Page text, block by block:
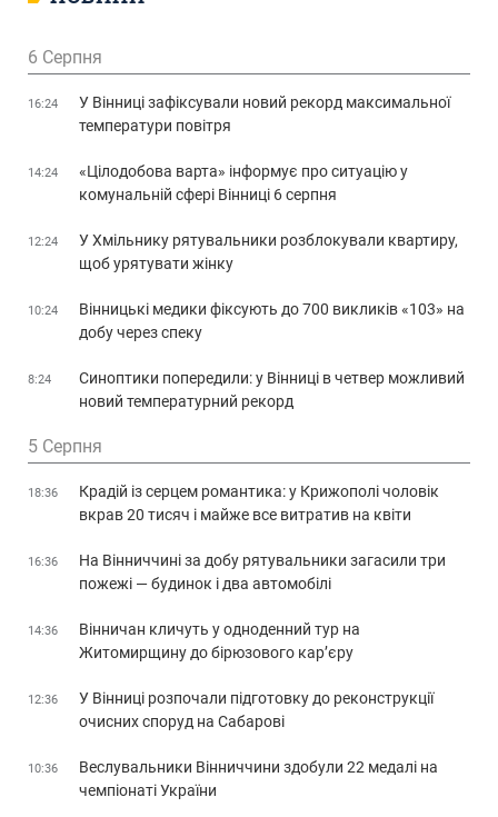
6 Серпня
16:24
У Вінниці зафіксували новий рекорд максимальної
температури повітря
14:24
«Цілодобова варта» інформує про ситуацію у
комунальній сфері Вінниці 6 серпня
12:24
У Хмільнику рятувальники розблокували квартиру,
щоб урятувати жінку
10:24
Вінницькі медики фіксують до 700 викликів «103» на
добу через спеку
8:24
Синоптики попередили: у Вінниці в четвер можливий
новий температурний рекорд
5 Серпня
18:36
Крадій із серцем романтика: у Крижополі чоловік
вкрав 20 тисяч і майже все витратив на квіти
16:36
На Вінниччині за добу рятувальники загасили три
пожежі — будинок і два автомобілі
14:36
Вінничан кличуть у одноденний тур на
Житомирщину до бірюзового кар’єру
12:36
У Вінниці розпочали підготовку до реконструкції
очисних споруд на Сабарові
10:36
Веслувальники Вінниччини здобули 22 медалі на
чемпіонаті України